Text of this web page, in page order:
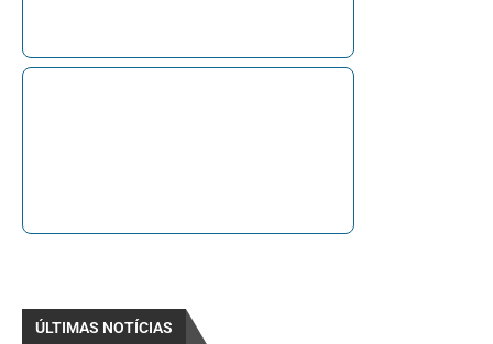
ÚLTIMAS NOTÍCIAS